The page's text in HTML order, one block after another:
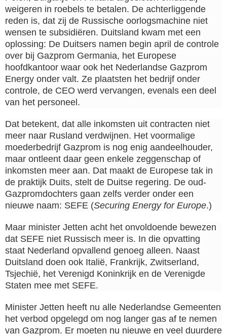
weigeren in roebels te betalen. De achterliggende
reden is, dat zij de Russische oorlogsmachine niet
wensen te subsidiëren. Duitsland kwam met een
oplossing: De Duitsers namen begin april de controle
over bij Gazprom Germania, het Europese
hoofdkantoor waar ook het Nederlandse Gazprom
Energy onder valt. Ze plaatsten het bedrijf onder
controle, de CEO werd vervangen, evenals een deel
van het personeel.
Dat betekent, dat alle inkomsten uit contracten niet
meer naar Rusland verdwijnen. Het voormalige
moederbedrijf Gazprom is nog enig aandeelhouder,
maar ontleent daar geen enkele zeggenschap of
inkomsten meer aan. Dat maakt de Europese tak in
de praktijk Duits, stelt de Duitse regering. De oud-
Gazpromdochters gaan zelfs verder onder een
nieuwe naam: SEFE (Securing Energy for Europe.)
Maar minister Jetten acht het onvoldoende bewezen
dat SEFE niet Russisch meer is. In die opvatting
staat Nederland opvallend genoeg alleen. Naast
Duitsland doen ook Italië, Frankrijk, Zwitserland,
Tsjechië, het Verenigd Koninkrijk en de Verenigde
Staten mee met SEFE.
Minister Jetten heeft nu alle Nederlandse Gemeenten
het verbod opgelegd om nog langer gas af te nemen
van Gazprom. Er moeten nu nieuwe en veel duurdere